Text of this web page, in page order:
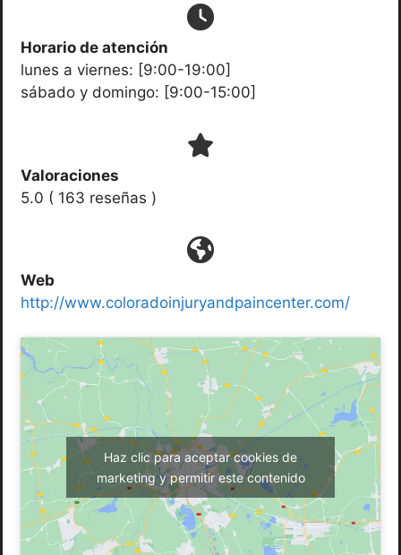
Horario de atención
lunes a viernes: [9:00-19:00]
sábado y domingo: [9:00-15:00]
Valoraciones
5.0 ( 163 reseñas )
Web
http://www.coloradoinjuryandpaincenter.com/
Haz clic para aceptar cookies de
marketing y permitir este contenido